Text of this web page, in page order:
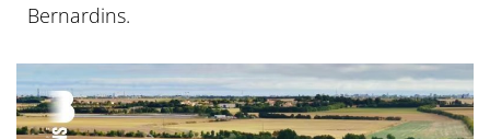
Bernardins.